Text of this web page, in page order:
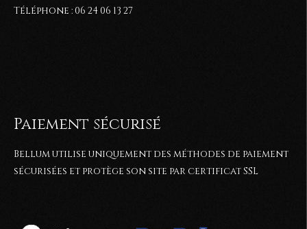
Téléphone : 06 24 06 13 27
Paiement sécurisé
Bellum utilise uniquement des méthodes de paiement
sécurisées et protège son site par certificat SSL